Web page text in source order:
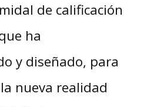
de calificación
ha
y diseñado, para
nueva realidad